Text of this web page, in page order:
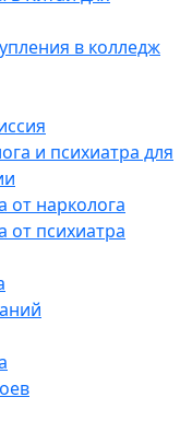
в колледж
и психиатра для
от нарколога
от психиатра